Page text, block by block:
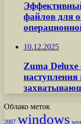
файлов для
10.12.2025
Zuma
Облако меток
2007 windows